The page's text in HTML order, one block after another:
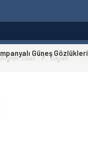
Güneş Gözlükleri
Aigner Saat Bayan